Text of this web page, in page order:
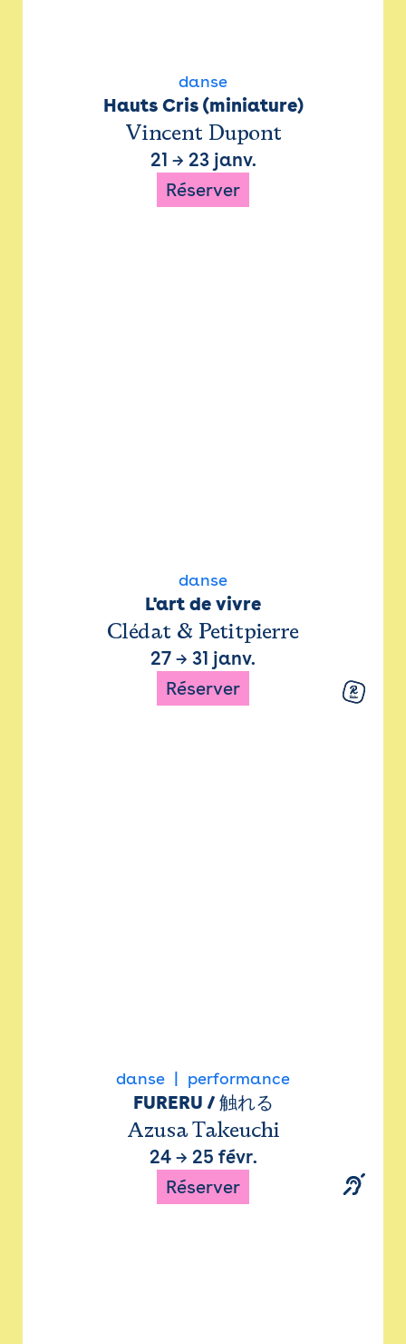
danse
Hauts Cris (miniature)
Vincent Dupont
21 → 23 janv.
Réserver
danse
L'art de vivre
Clédat & Petitpierre
27 → 31 janv.
Réserver
danse performance
FURERU / 触れる
Azusa Takeuchi
24→ 25 févr.
Réserver